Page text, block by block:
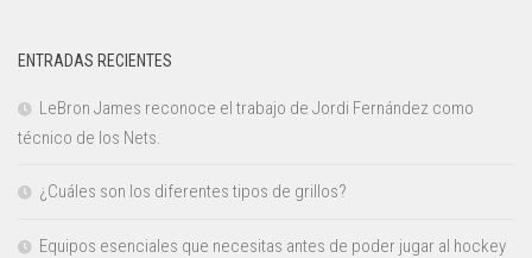
ENTRADAS RECIENTES
LeBron James reconoce el trabajo de Jordi Fernández como
técnico de los Nets.
¿Cuáles son los diferentes tipos de grillos?
Equipos esenciales que necesitas antes de poder jugar al hockey